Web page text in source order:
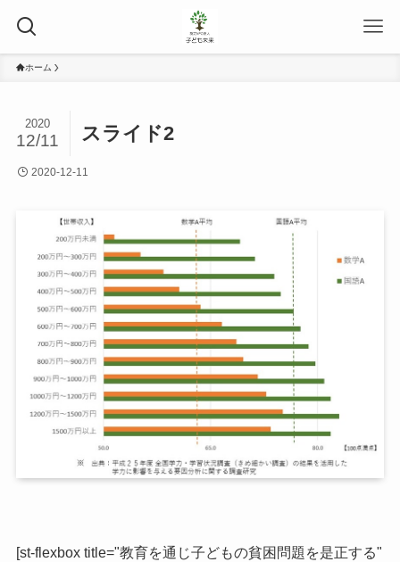
ホーム
スライド2
2020
12/11
2020-12-11
[st-flexbox title="教育を通じ子どもの貧困問題を是正する"